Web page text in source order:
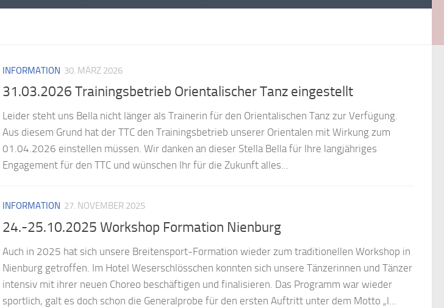
INFORMATION 30. MÄRZ 2026
31.03.2026 Trainingsbetrieb Orientalischer Tanz eingestellt
Leider steht uns Bella nicht länger als Trainerin für den Orientalischen Tanz zur Verfügung.
Aus diesem Grund hat der TTC den Trainingsbetrieb unserer Orientalen mit Wirkung zum
01.04.2026 einstellen müssen. Wir danken an dieser Stella Bella für Ihre langjähriges
Engagement für den TTC und wünschen Ihr für die Zukunft alles...
INFORMATION 27. NOVEMBER 2025
24.-25.10.2025 Workshop Formation Nienburg
Auch in 2025 hat sich unsere Breitensport-Formation wieder zum traditionellen Workshop in
Nienburg getroffen. Im Hotel Weserschlösschen konnten sich unsere Tänzerinnen und Tänzer
intensiv mit ihrer neuen Choreo beschäftigen und finalisieren. Das Programm war wieder
sportlich, galt es doch schon die Generalprobe für den ersten Auftritt unter dem Motto „I...